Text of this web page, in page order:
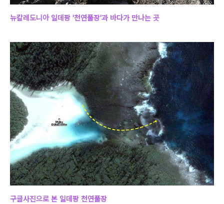
뉴칼레도니아 일데팡 '천연풀장'과 바다가 만나는 곳
구글사진으로 본 일데팡 천연풀장